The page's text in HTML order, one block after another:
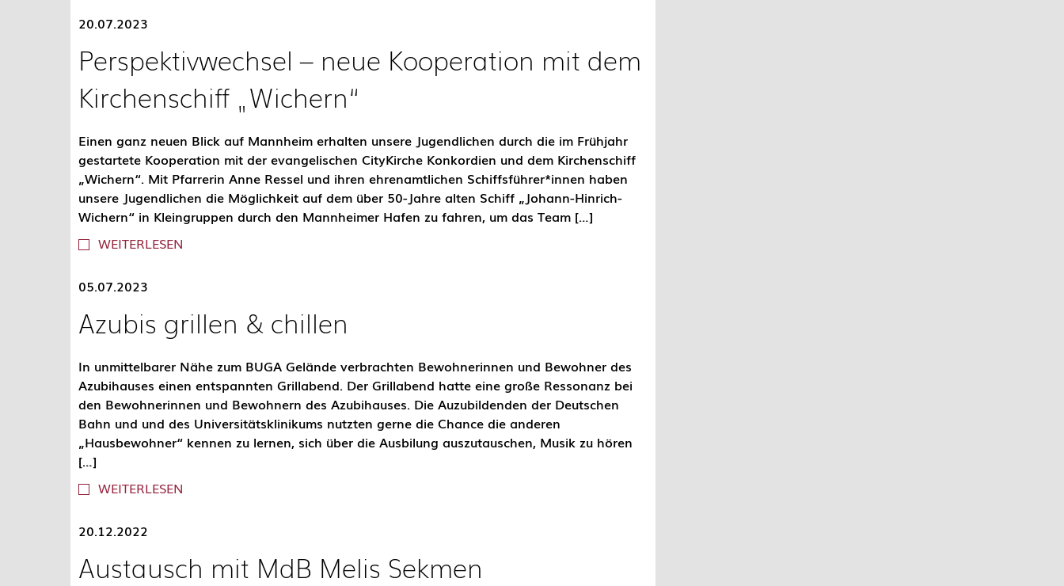
20.07.2023
Perspektivwechsel – neue Kooperation mit dem
Kirchenschiff „Wichern“
Einen ganz neuen Blick auf Mannheim erhalten unsere Jugendlichen durch die im Frühjahr
gestartete Kooperation mit der evangelischen CityKirche Konkordien und dem Kirchenschiff
„Wichern“. Mit Pfarrerin Anne Ressel und ihren ehrenamtlichen Schiffsführer*innen haben
unsere Jugendlichen die Möglichkeit auf dem über 50-Jahre alten Schiff „Johann-Hinrich-
Wichern“ in Kleingruppen durch den Mannheimer Hafen zu fahren, um das Team […]
WEITERLESEN
05.07.2023
Azubis grillen & chillen
In unmittelbarer Nähe zum BUGA Gelände verbrachten Bewohnerinnen und Bewohner des
Azubihauses einen entspannten Grillabend. Der Grillabend hatte eine große Ressonanz bei
den Bewohnerinnen und Bewohnern des Azubihauses. Die Auzubildenden der Deutschen
Bahn und und des Universitätsklinikums nutzten gerne die Chance die anderen
„Hausbewohner“ kennen zu lernen, sich über die Ausbilung auszutauschen, Musik zu hören
[…]
WEITERLESEN
20.12.2022
Austausch mit MdB Melis Sekmen